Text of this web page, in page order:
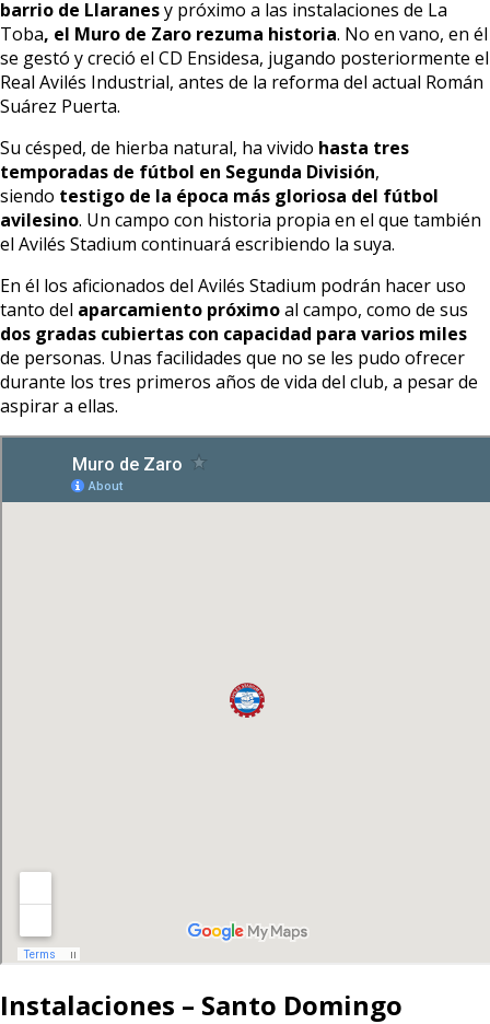
barrio de Llaranesy próximo a las instalaciones de La
Toba, el Muro de Zaro rezuma historia. No en vano, en él
se gestó y creció el CD Ensidesa, jugando posteriormente el
Real Avilés Industrial, antes de la reforma del actual Román
Suárez Puerta.
Su césped, de hierba natural, ha vivido hasta tres
temporadas de fútbol en Segunda División,
siendo testigo de la época más gloriosa del fútbol
avilesino. Un campo con historia propia en el que también
el Avilés Stadium continuará escribiendo la suya.
En él los aficionados del Avilés Stadium podrán hacer uso
tanto del aparcamiento próximoal campo, como de sus
dos gradas cubiertas con capacidad para varios miles
de personas. Unas facilidades que no se les pudo ofrecer
durante los tres primeros años de vida del club, a pesar de
aspirar a ellas.
Instalaciones – Santo Domingo